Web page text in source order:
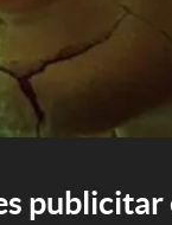
publicitar